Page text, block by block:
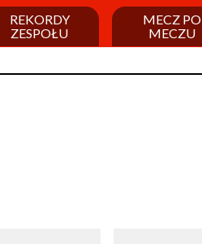
REKORDY
ZESPOŁU
MECZ PO
MECZU